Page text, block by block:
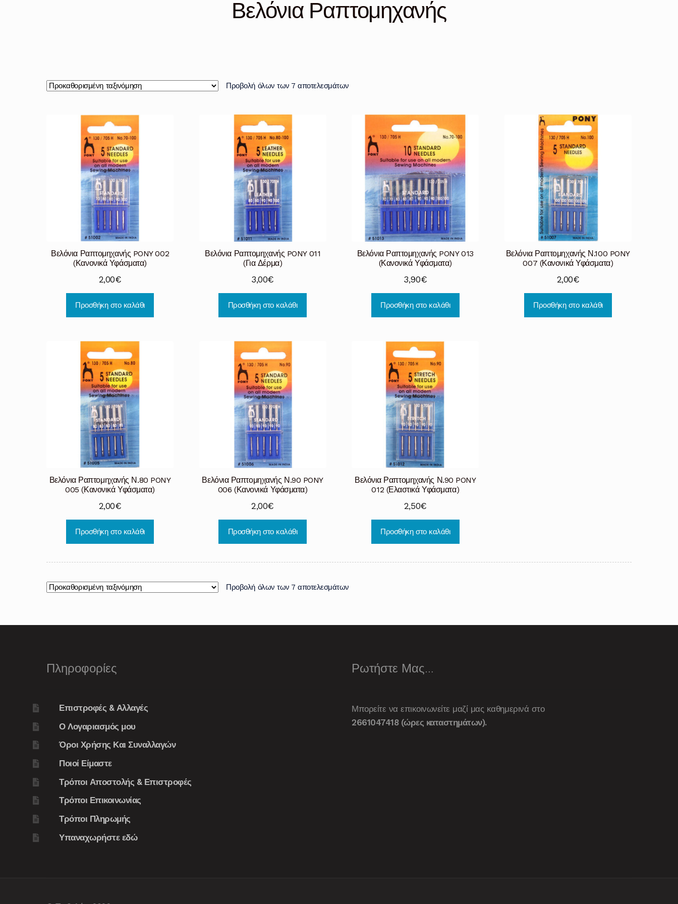
Βελόνια Ραπτομηχανής
Προβολή όλων των 7 αποτελεσμάτων
Βελόνια Ραπτομηχανής PONY 002
(Κανονικά Υφάσματα)
2,00€
Προσθήκη στο καλάθι
Βελόνια Ραπτομηχανής PONY 011
(Για Δέρμα)
3,00€
Προσθήκη στο καλάθι
Βελόνια Ραπτομηχανής PONY 013
(Κανονικά Υφάσματα)
3,90€
Προσθήκη στο καλάθι
Βελόνια Ραπτομηχανής Ν.100 PONY
007 (Κανονικά Υφάσματα)
2,00€
Προσθήκη στο καλάθι
Βελόνια Ραπτομηχανής Ν.80 PONY
005 (Κανονικά Υφάσματα)
2,00€
Προσθήκη στο καλάθι
Βελόνια Ραπτομηχανής Ν.90 PONY
006 (Κανονικά Υφάσματα)
2,00€
Προσθήκη στο καλάθι
Βελόνια Ραπτομηχανής Ν.90 PONY
012 (Ελαστικά Υφάσματα)
2,50€
Προσθήκη στο καλάθι
Προβολή όλων των 7 αποτελεσμάτων
Πληροφορίες
Επιστροφές & Αλλαγές
Ο Λογαριασμός μου
Όροι Χρήσης Και Συναλλαγών
Ποιοί Είμαστε
Τρόποι Αποστολής & Επιστροφές
Τρόποι Επικοινωνίας
Τρόποι Πληρωμής
Υπαναχωρήστε εδώ
Ρωτήστε Μας…
Μπορείτε να επικοινωνείτε μαζί μας καθημερινά στο
2661047418 (ώρες καταστημάτων).